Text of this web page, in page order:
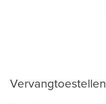
Vervangtoestellen